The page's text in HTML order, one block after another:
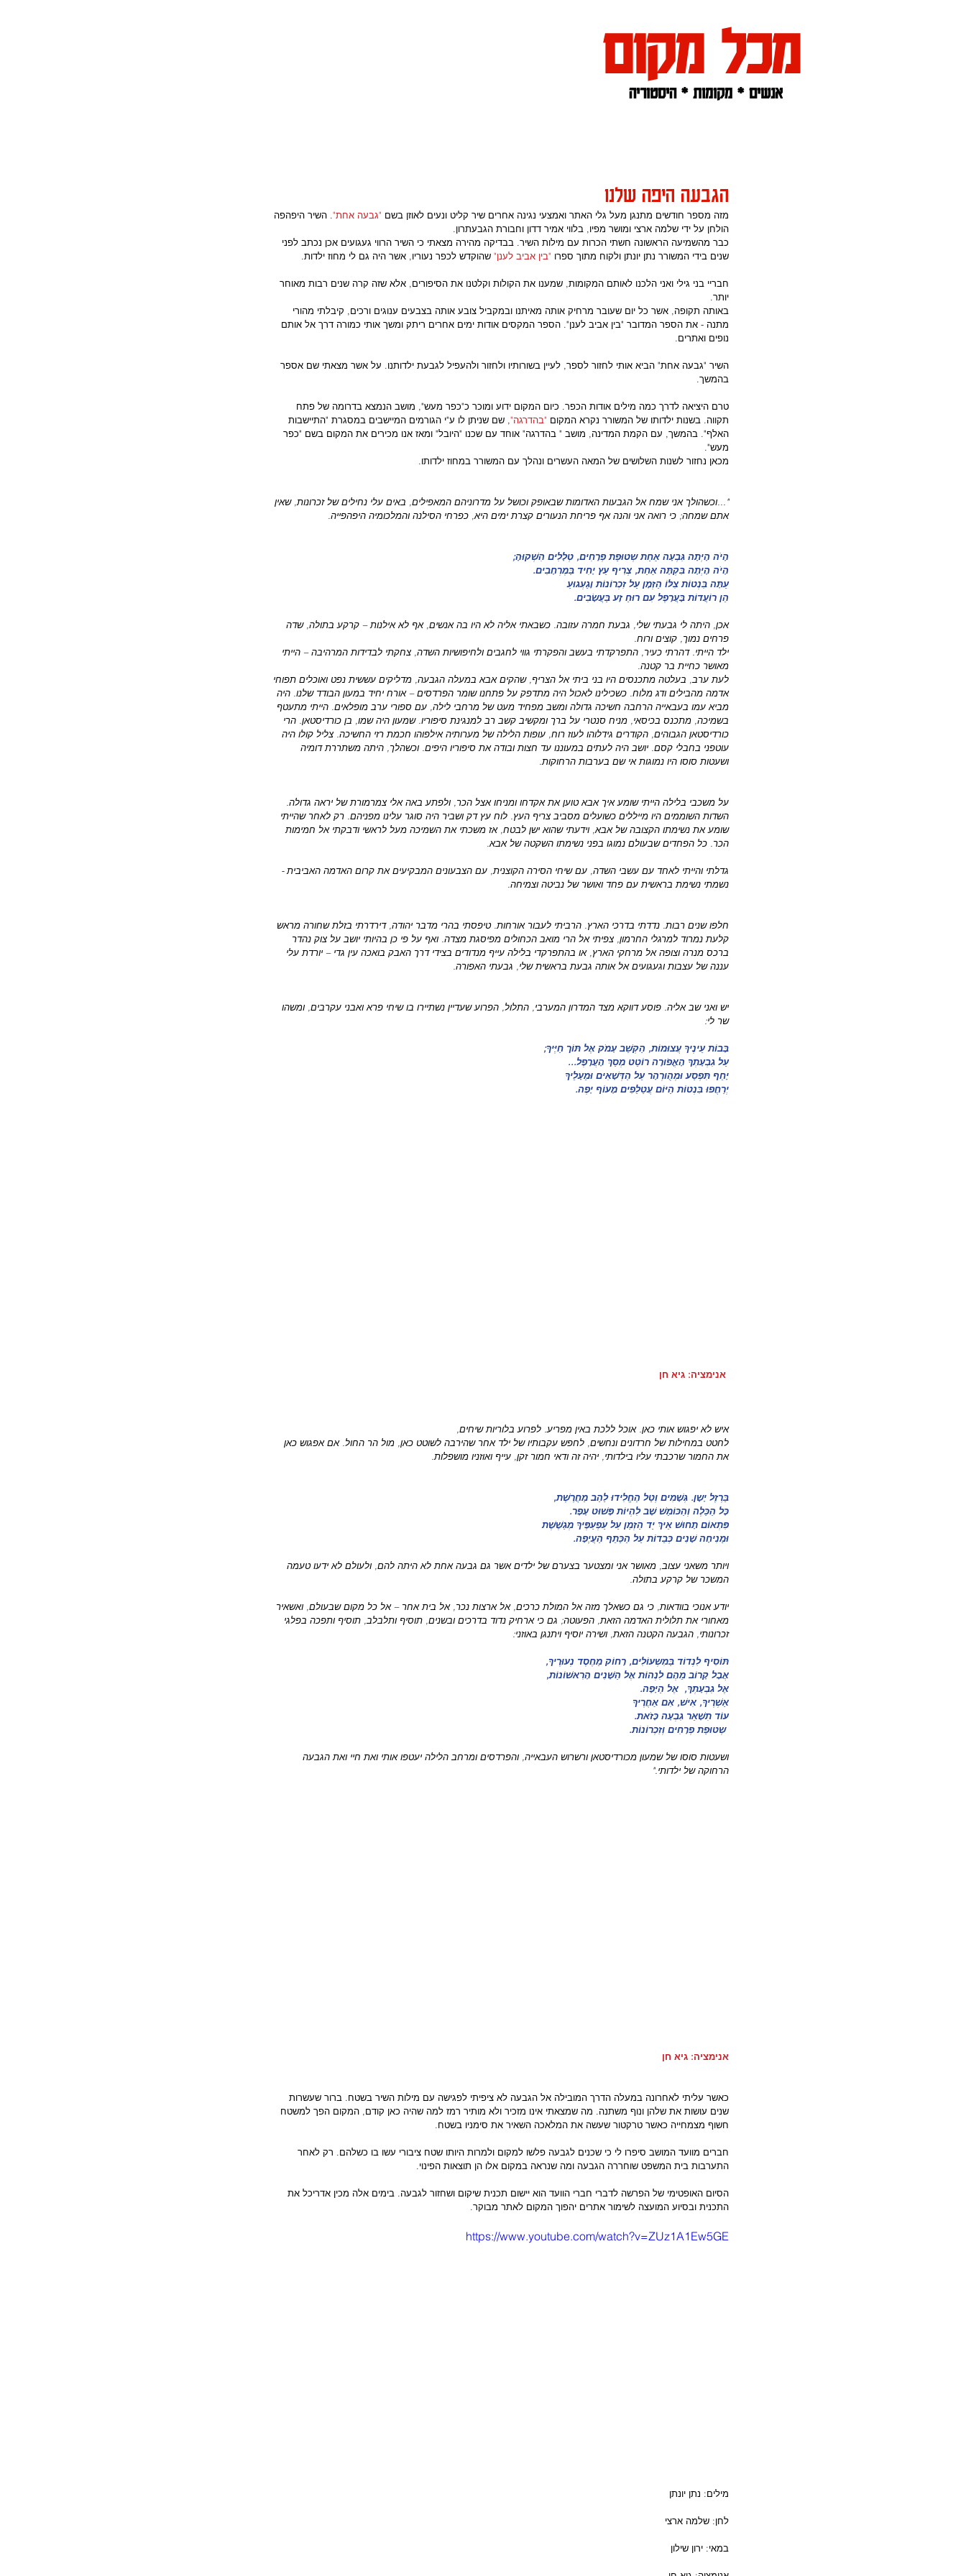
מכל מקום
אנשים * מקומות * היסטוריה
הגבעה היפה שלנו
מזה מספר חודשים מתנגן מעל גלי האתר ואמצעי נגינה אחרים שיר קליט ונעים לאוזן בשם "גבעה אחת". השיר היפהפה
הולחן על ידי שלמה ארצי ומושר מפיו, בלווי אמיר דדון וחבורת הגבעתרון.
כבר מהשמיעה הראשונה חשתי הכרות עם מילות השיר. בבדיקה מהירה מצאתי כי השיר הרווי געגועים אכן נכתב לפני
שנים בידי המשורר נתן יונתן ולקוח מתוך ספרו "בין אביב לענן" שהוקדש לכפר נעוריו, אשר היה גם לי מחוז ילדות.
חבריי בני גילי ואני הלכנו לאותם המקומות, שמענו את הקולות וקלטנו את הסיפורים, אלא שזה קרה שנים רבות מאוחר
יותר.
באותה תקופה, אשר כל יום שעובר מרחיק אותה מאיתנו ובמקביל צובע אותה בצבעים ענוגים ורכים, קיבלתי מהורי
מתנה - את הספר המדובר "בין אביב לענן". הספר המקסים אודות ימים אחרים ריתק ומשך אותי כמורה דרך אל אותם
נופים ואתרים.
השיר "גבעה אחת" הביא אותי לחזור לספר, לעיין בשורותיו ולחזור ולהעפיל לגבעת ילדותנו. על אשר מצאתי שם אספר
בהמשך.
טרם היציאה לדרך כמה מילים אודות הכפר. כיום המקום ידוע ומוכר כ"כפר מעש", מושב הנמצא בדרומה של פתח
תקווה. בשנות ילדותו של המשורר נקרא המקום "בהדרגה", שם שניתן לו ע"י הגורמים המיישבים במסגרת "התיישבות
האלף". בהמשך, עם הקמת המדינה, מושב " בהדרגה" אוחד עם שכנו "היובל" ומאז אנו מכירים את המקום בשם "כפר
מעש".
מכאן נחזור לשנות השלושים של המאה העשרים ונהלך עם המשורר במחוז ילדותו.
"...וכשהולך אני שמח אל הגבעות האדומות שבאופק וכושל על מדרוניהם המאפילים, באים עלי נחילים של זכרונות, שאין
אתם שמחה; כי רואה אני והנה אף פריחת הנעורים קצרת ימים היא, כפרחי הסילנה והמלכומיה היפהפייה.
הָיֹה הָיְתָה גִּבְעָה אַחַת שְטוּפַת פְרָחִים, טְלָלִים הִשְׁקוּהָ;
הָיֹה הָיְתָה בִּקְתָּה אַחַת, צְרִיף עֵץ יָחִיד בַּמֶרְחָבִים.
עַתָּה בִּנְטוֹת צִלּוֹ הַזְּמָן עַל זִכְרוֹנוֹת וָגַעְגוּעַ
הֵן רוֹעֲדוֹת בָּעֲרָפֶל עִם רוּחַ זָע בַּעֲשָׂבִים.
אכן, היתה לי גבעתי שלי, גבעת חמרה עזובה. כשבאתי אליה לא היו בה אנשים, אף לא אילנות – קרקע בתולה, שדה
פרחים נמוך, קוצים ורוח.
ילד הייתי. דהרתי כעיר, התפרקדתי בעשב והפקרתי גווי לחגבים ולחיפושיות השדה, צחקתי לבדידות המרהיבה – הייתי
מאושר כחיית בר קטנה.
לעת ערב, בעלטה מתכנסים היו בני ביתי אל הצריף, שהקים אבא במעלה הגבעה, מדליקים עששית נפט ואוכלים תפוחי
אדמה מהבילים ודג מלוח. כשכילינו לאכול היה מתדפק על פתחנו שומר הפרדסים – אורח יחיד במעון הבודד שלנו. היה
מביא עמו בעבאייה הרחבה חשיכה גדולה ומשב מפחיד מעט של מרחבי לילה, עם ספורי ערב מופלאים. הייתי מתעטף
בשמיכה, מתכנס בכיסאי, מניח סנטרי על ברך ומקשיב קשב רב למנגינת סיפוריו. שמעון היה שמו, בן כורדיסטאן. הרי
כורדיסטאן הגבוהים, הקודרים גידלוהו לעוז רוח, עופות הלילה של מערותיה אילפוהו חכמת רזי החשיכה. צליל קולו היה
עוטפני בחבלי קסם. יושב היה לעתים במעוננו עד חצות ובודה את סיפוריו היפים. וכשהלך, היתה משתררת דומיה
ושעטות סוסו היו נמוגות אי שם בערבות הרחוקות.
על משכבי בלילה הייתי שומע איך אבא טוען את אקדחו ומניחו אצל הכר, ולפתע באה אלי צמרמורת של יראה גדולה.
השדות השוממים היו מייללים כשועלים מסביב צריף העץ. לוח עץ דק ושביר היה סוגר עלינו מפניהם. רק לאחר שהייתי
שומע את נשימתו הקצובה של אבא, וידעתי שהוא ישן לבטח, אז משכתי את השמיכה מעל לראשי ודבקתי אל חמימות
הכר. כל הפחדים שבעולם נמוגו בפני נשימתו השקטה של אבא.
גדלתי והייתי לאחד עם עשבי השדה, עם שיחי הסירה הקוצנית, עם הצבעונים המבקיעים את קרום האדמה האביבית -
נשמתי נשימת בראשית עם פחד ואושר של נביטה וצמיחה.
חלפו שנים רבות. נדדתי בדרכי הארץ. הרביתי לעבור אורחות. טיפסתי בהרי מדבר יהודה, דירדרתי בזלת שחורה מראש
קלעת נמרוד למרגלי החרמון, צפיתי אל הרי מואב הכחולים מפיסגת מצדה. ואף על פי כן בהיותי יושב על צוק נהדר
ברכס מנרה וצופה אל מרחקי הארץ, או בהתפרקדי בלילה עייף מנדודים בצידי דרך האבק בואכה עין גדי – יורדת עלי
עננה של עצבות וגעגועים אל אותה גבעת בראשית שלי, גבעתי האפורה.
יש ואני שב אליה. פוסע דווקא מצד המדרון המערבי, התלול, הפרוע שעדיין נשתיירו בו שיחי פרא ואבני עקרבים, ומשהו
שר לי:
בָּבוֹת עֵינֶיךָ עֲצוּמוֹת, הַקְשֵׁב עָמֹק אֶל תּוֹך חַיֶּיךָ;
עַל גִבְעָתְךָ הָאֳפֹורָה רוֹטֵט מְסַךְ הָעֲרָפֶל...
יָחֵף תִּפְסַע וּמְהֻורְהָר עַל הַדְּשָׁאִים וּמֵעָלֵיךָ
יְרַחֲפוּ בִּנְטוֹת הַיּוֹם עֲטַלֵפִים מָעוֹף יָפֶה.
איש לא יפגוש אותי כאן. אוכל ללכת באין מפריע. לפרוע בלוריות שיחים,
לחטט במחילות של חרדונים ונחשים, לחפש עקבותיו של ילד אחר שהירבה לשוטט כאן, מול הר החול. אם אפגוש כאן
את החמור שרכבתי עליו בילדותי, יהיה זה ודאי חמור זקן, עייף ואוזניו מושפלות.
בַּרְזֶל יָשָן. גְּשָׁמִים וְטַל הֶחֱלִידוּ לַהַב מַחֲרֶשֶׁת,
כָּל הַכַּלֶה וְהַכּוֹמֵשׁ שָׁב לִהְיוֹת פָּשׁוּט עָפָר.
פִּתְאוֹם תָחוּשׁ אֵיךְ יַד הַזְמַן עַל עַפְעַפֶּיךָ מְגַשֶׁשֶׁת
וּמַנִיחָה שָׁנִים כְּבֵדוֹת עַל הַכַּתֵף הַעֲיֶפָה.
ויותר משאני עצוב, מאושר אני ומצטער בצערם של ילדים אשר גם גבעה אחת לא היתה להם, ולעולם לא ידעו טעמה
המשכר של קרקע בתולה.
יודע אנוכי בוודאות, כי גם כשאלך מזה אל המולת כרכים, אל ארצות נכר, אל בית אחר – אל כל מקום שבעולם, ואשאיר
מאחורי את תלולית האדמה הזאת, הפעוטה; גם כי ארחיק נדוד בדרכים ובשנים, תוסיף ותלבלב, תוסיף ותפכה בפלגי
זכרונותי, הגבעה הקטנה הזאת, ושירה יוסיף ויתנגן באוזני:
תּוֹסִיף לִנְדוֹד בַּמִשְעוֹלִים, רָחוֹק מֵחֶסֶד נְעוּרֶיךָ,
אֲבָל קָרוֹב מֵהֶם לִנְהוֹת אֶל הַשָּׁנִים הָרִאשׁוֹנוֹת,
אֶל גִבְעָתְךָ,  אֶל הַיָּפָה.
אַשְׁרֶיךָ, אִישׁ, אִם אַחֲרֶיךָ
עוֹד תִשָׁאֵר גִבְעָה כָּזֹאת.
שְטוּפַת פְרָחִים וְזִכְרוֹנוֹת.
ושעטות סוסו של שמעון מכורדיסטאן ורשרוש העבאייה, והפרדסים ומרחב הלילה יעטפו אותי ואת חיי ואת הגבעה
הרחוקה של ילדותי."
אנימציה: גיא חן
כאשר עליתי לאחרונה במעלה הדרך המובילה אל הגבעה לא ציפיתי לפגישה עם מילות השיר בשטח. ברור שעשרות
שנים עושות את שלהן ונוף משתנה. מה שמצאתי אינו מזכיר ולא מותיר רמז למה שהיה כאן קודם, המקום הפך למשטח
חשוף מצמחייה כאשר טרקטור שעשה את המלאכה השאיר את סימניו בשטח.
חברים מוועד המושב סיפרו לי כי שכנים לגבעה פלשו למקום ולמרות היותו שטח ציבורי עשו בו כשלהם. רק לאחר
התערבות בית המשפט שוחררה הגבעה ומה שנראה במקום אלו הן תוצאות הפינוי.
הסיום האופטימי של הפרשה לדברי חברי הוועד הוא יישום תכנית שיקום ושחזור לגבעה. בימים אלה מכין אדריכל את
התכנית ובסיוע המועצה לשימור אתרים יהפוך המקום לאתר מבוקר.
https://www.youtube.com/watch?v=ZUz1A1Ew5GE
מילים: נתן יונתן
לחן: שלמה ארצי
במאי: ירון שילון